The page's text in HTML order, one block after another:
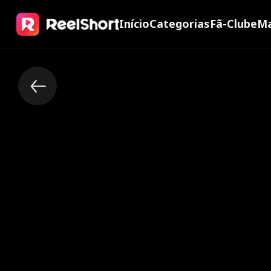
InícioCategoriasFã-Clube